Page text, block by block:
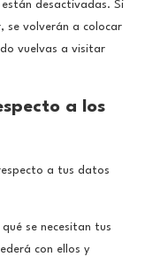
desactivadas. Si
se volverán a colocar
vuelvas a visitar
a los
a tus datos
qué se necesitan tus
con ellos y